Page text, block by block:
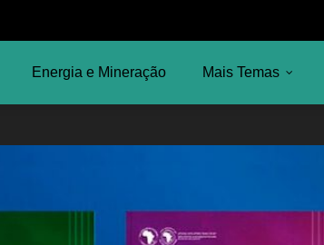
Energia e Mineração Mais Temas